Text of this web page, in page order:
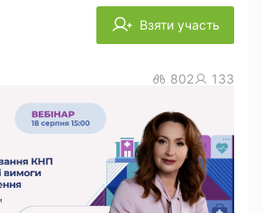
Взяти участь
802 133